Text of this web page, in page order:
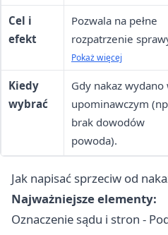
formalne mogą
prowadzić do
odrzucenia.
Cel i
efekt
Pozwala na pełne
rozpatrzenie
w trybie zwykłym, z
możliwością
dowodów.
Pokaż więcej
Kiedy
wybrać
Gdy nakaz wydano
upominawczym
brak dowodów
powoda).
Jak napisać sprzeciw od
Najważniejsze elementy:
Oznaczenie sądu i stron -